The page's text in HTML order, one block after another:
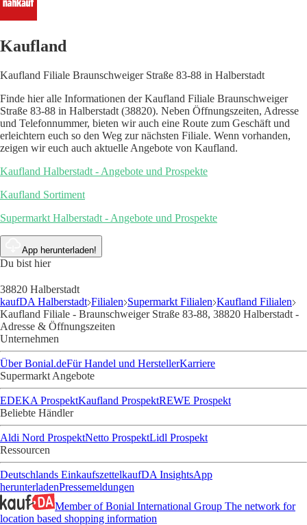
Kaufland
Kaufland Filiale Braunschweiger Straße 83-88 in Halberstadt
Finde hier alle Informationen der Kaufland Filiale Braunschweiger
Straße 83-88 in Halberstadt (38820). Neben Öffnungszeiten, Adresse
und Telefonnummer, bieten wir auch eine Route zum Geschäft und
erleichtern euch so den Weg zur nächsten Filiale. Wenn vorhanden,
zeigen wir euch auch aktuelle Angebote von Kaufland.
Kaufland Halberstadt - Angebote und Prospekte
Kaufland Sortiment
Supermarkt Halberstadt - Angebote und Prospekte
App herunterladen!
Du bist hier
38820 Halberstadt
kaufDA Halberstadt Filialen Supermarkt Filialen Kaufland Filialen
Kaufland Filiale - Braunschweiger Straße 83-88, 38820 Halberstadt -
Adresse & Öffnungszeiten
Unternehmen
Über Bonial.deFür Handel und HerstellerKarriere
Supermarkt Angebote
EDEKA ProspektKaufland ProspektREWE Prospekt
Beliebte Händler
Aldi Nord ProspektNetto ProspektLidl Prospekt
Ressourcen
Deutschlands EinkaufszettelkaufDA InsightsApp
herunterladenPressemeldungen
Member of Bonial International Group The network for
location based shopping information